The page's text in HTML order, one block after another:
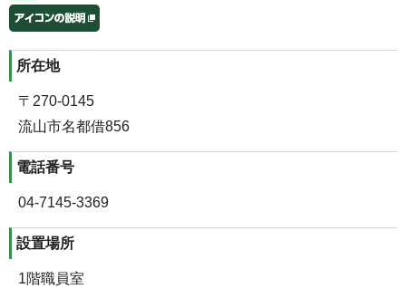
所在地
〒270-0145
流山市名都借856
電話番号
04-7145-3369
設置場所
1階職員室